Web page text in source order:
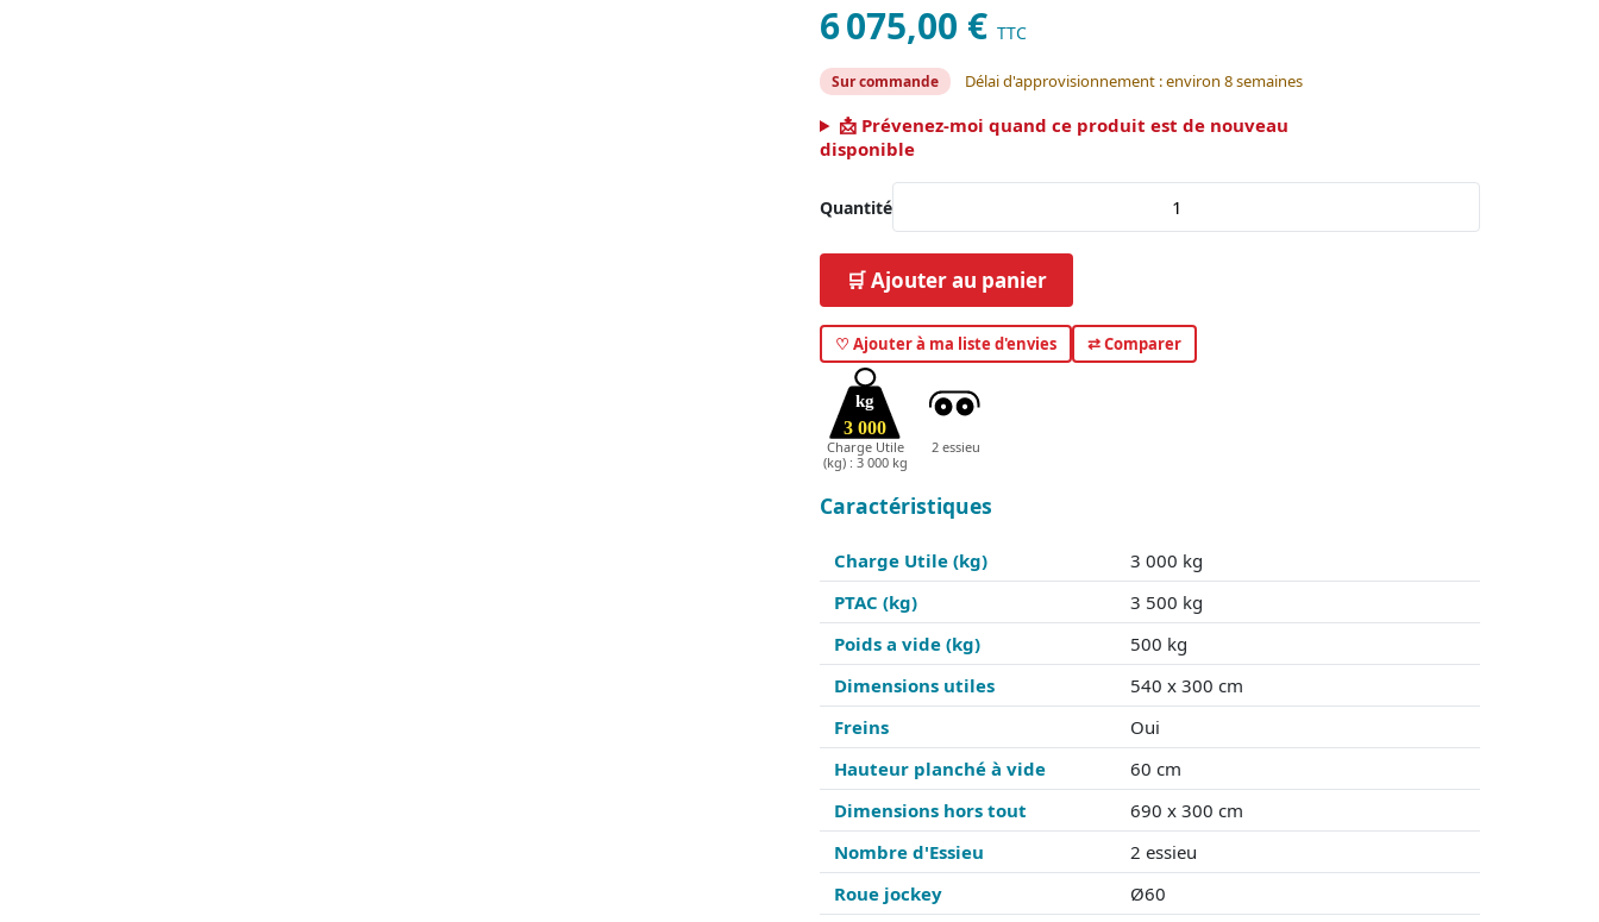
6 075,00 € TTC
Sur commande Délai d'approvisionnement : environ 8 semaines
📩 Prévenez-moi quand ce produit est de nouveau
disponible
Quantité
🛒 Ajouter au panier
♡ Ajouter à ma liste d'envies ⇄ Comparer
3 000
kg
Charge Utile
(kg) : 3 000 kg
2 essieu
Caractéristiques
Charge Utile (kg)
3 000 kg
PTAC (kg)
3 500 kg
Poids a vide (kg)
500 kg
Dimensions utiles
540 x 300 cm
Freins
Oui
Hauteur planché à vide
60 cm
Dimensions hors tout
690 x 300 cm
Nombre d'Essieu
2 essieu
Roue jockey
Ø60